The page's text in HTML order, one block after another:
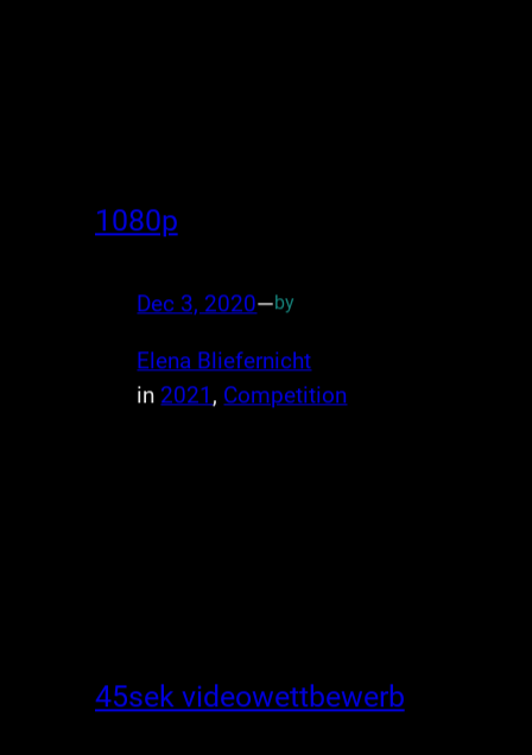
1080p
Dec 3, 2020—by
Elena Bliefernicht
in 2021 Competition
45sek videowettbewerb